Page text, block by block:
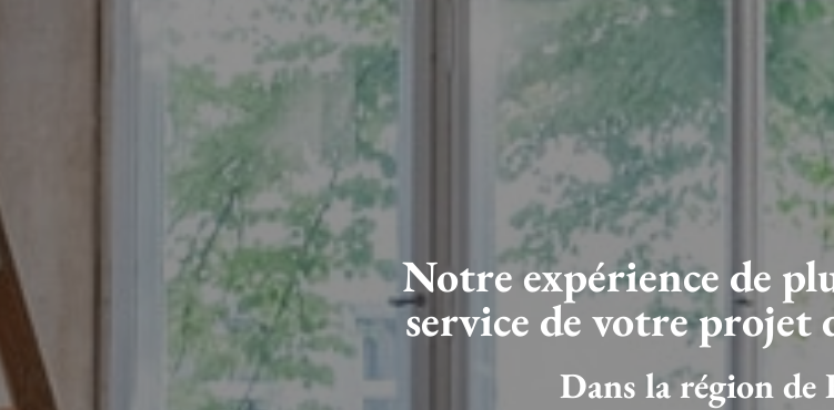
Notre expérience de
service de votre projet
Dans la région de